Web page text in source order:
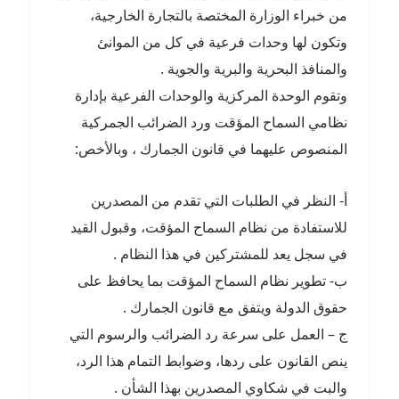
من خبراء الوزارة المختصة بالتجارة الخارجية،
وتكون لها وحدات فرعية في كل من الموانئ
والمنافذ البحرية والبرية والجوية .
وتقوم الوحدة المركزية والوحدات الفرعية بإدارة
نظامي السماح المؤقت ورد الضرائب الجمركية
المنصوص عليهما في قانون الجمارك ، وبالأخص:
أ‌- النظر في الطلبات التي تقدم من المصدرين
للاستفادة من نظام السماح المؤقت، وقبول القيد
في سجل يعد للمشتركين في هذا النظام .
ب‌- تطوير نظام السماح المؤقت بما يحافظ على
حقوق الدولة ويتفق مع قانون الجمارك .
ج – العمل على سرعة رد الضرائب والرسوم التي
ينص القانون على ردها، وضوابط التمام هذا الرد،
والبت في شكاوي المصدرين بهذا الشأن .